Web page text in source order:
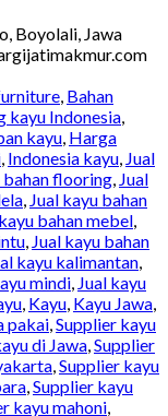
Boyolali, Jawa
Bahan
kayu Indonesia
kayu Harga
Indonesia kayu Jual
bahan flooring Jual
Jual kayu bahan
bahan mebel
Jual kayu bahan
kayu kalimantan
mindi Jual kayu
Kayu Kayu Jawa
pakai Supplier kayu
di Jawa Supplier
Supplier kayu
Supplier kayu
kayu mahoni